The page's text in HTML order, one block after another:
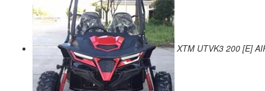
XTM UTVK3 200 [E]